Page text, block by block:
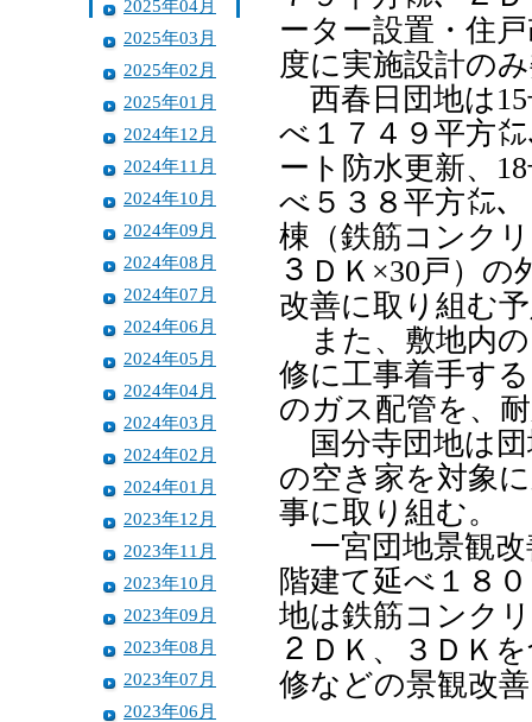
2025年04月
2025年03月
2025年02月
2025年01月
2024年12月
2024年11月
2024年10月
2024年09月
2024年08月
2024年07月
2024年06月
2024年05月
2024年04月
2024年03月
2024年02月
2024年01月
2023年12月
2023年11月
2023年10月
2023年09月
2023年08月
2023年07月
2023年06月
ーター設置・住
度に実施設計の
西春日団地は
べ１７４９平方
ート防水更新、
べ５３８平方㍍
棟（鉄筋コンク
３ＤＫ×30戸）
改善に取り組む
また、敷地内の
修に工事着手す
のガス配管を、
国分寺団地は団
の空き家を対象
事に取り組む。
一宮団地景観改
階建て延べ１８
地は鉄筋コンク
２ＤＫ、３ＤＫ
修などの景観改